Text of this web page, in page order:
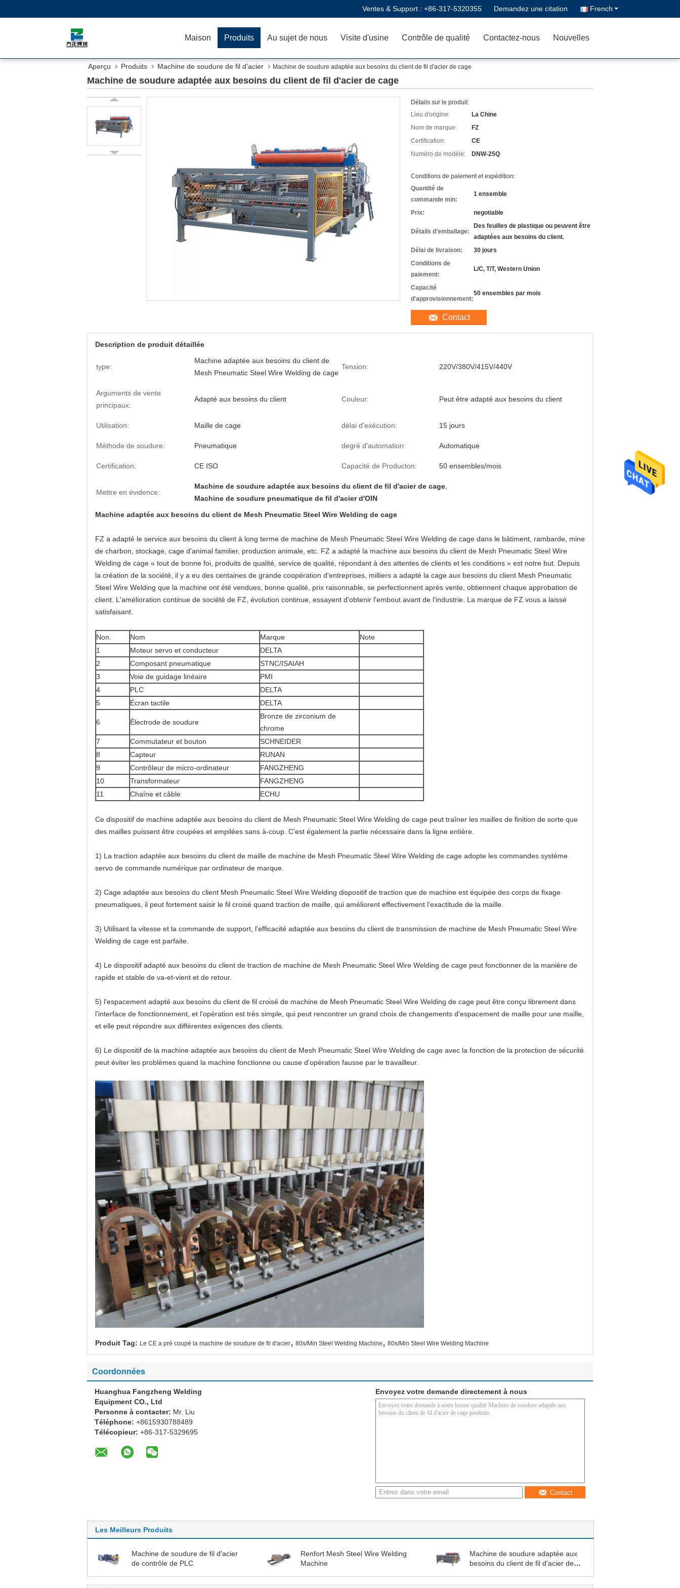
Ventes & Support : +86-317-5320355 Demandez une citation French
Maison Produits Au sujet de nous Visite d'usine Contrôle de qualité Contactez-nous Nouvelles
Aperçu Produits Machine de soudure de fil d'acier Machine de soudure adaptée aux besoins du client de fil d'acier de cage
Machine de soudure adaptée aux besoins du client de fil d'acier de cage
Détails sur le produit:
Lieu d'origine:
La Chine
Nom de marque:
FZ
Certification:
CE
Numéro de modèle:
DNW-25Q
Conditions de paiement et expédition:
Quantité de
commande min:
1 ensemble
Prix: negotiable
Détails d'emballage:
Des feuilles de plastique ou peuvent être
adaptées aux besoins du client.
Délai de livraison:
30 jours
Conditions de
paiement:
L/C, T/T, Western Union
Capacité
d'approvisionnement:
50 ensembles par mois
Contact
Description de produit détaillée
type:
Machine adaptée aux besoins du client de
Mesh Pneumatic Steel Wire Welding de cage
Tension: 220V/380V/415V/440V
Arguments de vente
principaux:
Adapté aux besoins du client Couleur: Peut être adapté aux besoins du client
Utilisation: Maille de cage délai d'exécution: 15 jours
Méthode de soudure: Pneumatique degré d'automation: Automatique
Certification: CE ISO Capacité de Producton: 50 ensembles/mois
Mettre en évidence:
Machine de soudure adaptée aux besoins du client de fil d'acier de cage
Machine de soudure pneumatique de fil d'acier d'OIN
Machine adaptée aux besoins du client de Mesh Pneumatic Steel Wire Welding de cage
FZ a adapté le service aux besoins du client à long terme de machine de Mesh Pneumatic Steel Wire Welding de cage dans le bâtiment, rambarde, mine
de charbon, stockage, cage d'animal familier, production animale, etc. FZ a adapté la machine aux besoins du client de Mesh Pneumatic Steel Wire
Welding de cage « tout de bonne foi, produits de qualité, service de qualité, répondant à des attentes de clients et les conditions » est notre but. Depuis
la création de la société, il y a eu des centaines de grande coopération d'entreprises, milliers a adapté la cage aux besoins du client Mesh Pneumatic
Steel Wire Welding que la machine ont été vendues, bonne qualité, prix raisonnable, se perfectionnent après vente, obtiennent chaque approbation de
client. L'amélioration continue de société de FZ, évolution continue, essayent d'obtenir l'embout avant de l'industrie. La marque de FZ vous a laissé
satisfaisant.
Non. Nom Marque
Note
1
Moteur servo et conducteur
DELTA
2
Composant pneumatique
STNC/ISAIAH
3
Voie de guidage linéaire
PMI
4
PLC
DELTA
5
Écran tactile DELTA
6 Électrode de soudure
Bronze de zirconium de
chrome
7
Commutateur et bouton
SCHNEIDER
8
Capteur
RUNAN
9
Contrôleur de micro-ordinateur
FANGZHENG
10
Transformateur
FANGZHENG
11
Chaîne et câble ECHU
Ce dispositif de machine adaptée aux besoins du client de Mesh Pneumatic Steel Wire Welding de cage peut traîner les mailles de finition de sorte que
des mailles puissent être coupées et empilées sans à-coup. C'est également la partie nécessaire dans la ligne entière.
1) La traction adaptée aux besoins du client de maille de machine de Mesh Pneumatic Steel Wire Welding de cage adopte les commandes système
servo de commande numérique par ordinateur de marque.
2) Cage adaptée aux besoins du client Mesh Pneumatic Steel Wire Welding dispositif de traction que de machine est équipée des corps de fixage
pneumatiques, il peut fortement saisir le fil croisé quand traction de maille, qui améliorent effectivement l'exactitude de la maille.
3) Utilisant la vitesse et la commande de support, l'efficacité adaptée aux besoins du client de transmission de machine de Mesh Pneumatic Steel Wire
Welding de cage est parfaite.
4) Le dispositif adapté aux besoins du client de traction de machine de Mesh Pneumatic Steel Wire Welding de cage peut fonctionner de la manière de
rapide et stable de va-et-vient et de retour.
5) l'espacement adapté aux besoins du client de fil croisé de machine de Mesh Pneumatic Steel Wire Welding de cage peut être conçu librement dans
l'interface de fonctionnement, et l'opération est très simple, qui peut rencontrer un grand choix de changements d'espacement de maille pour une maille,
et elle peut répondre aux différentes exigences des clients.
6) Le dispositif de la machine adaptée aux besoins du client de Mesh Pneumatic Steel Wire Welding de cage avec la fonction de la protection de sécurité
peut éviter les problèmes quand la machine fonctionne ou cause d'opération fausse par le travailleur.
Produit Tag: Le CE a pré coupé la machine de soudure de fil d'acier 80s/Min Steel Welding Machine 80s/Min Steel Wire Welding Machine
Coordonnées
Huanghua Fangzheng Welding
Equipment CO., Ltd
Personne à contacter: Mr. Liu
Téléphone: +8615930788489
Télécopieur: +86-317-5329695
Envoyez votre demande directement à nous
Contact
Les Meilleurs Produits
Machine de soudure de fil d'acier
de contrôle de PLC
Renfort Mesh Steel Wire Welding
Machine
Machine de soudure adaptée aux
besoins du client de fil d'acier de